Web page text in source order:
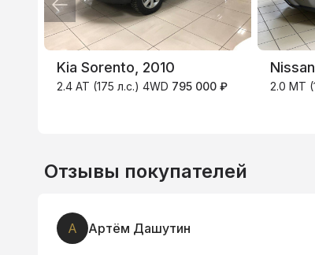
Kia Sorento, 2010
2.4 AT (175 л.с.) 4WD 795 000 ₽ 2.0 MT
%
Отзывы покупателей
А Артём Дашутин